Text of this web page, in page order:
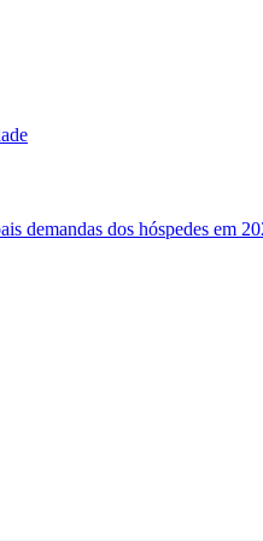
demandas dos hóspedes em